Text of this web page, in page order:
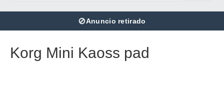
⊘Anuncio retirado
Korg Mini Kaoss pad